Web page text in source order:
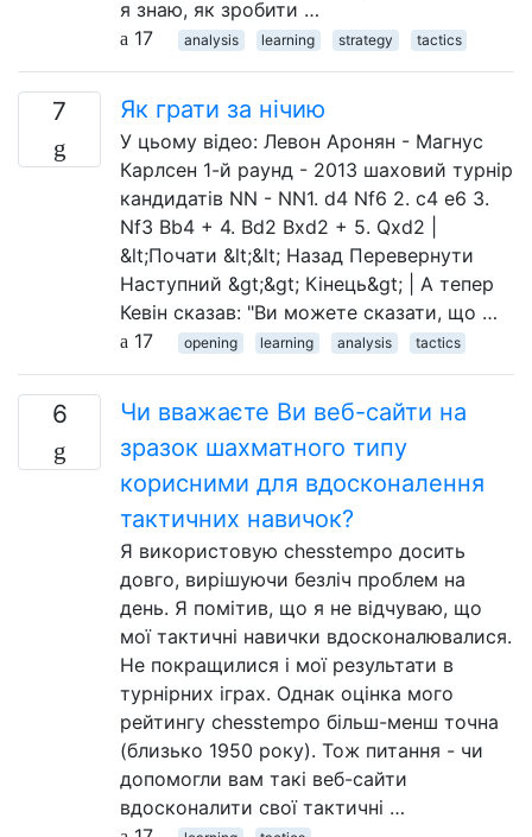
я знаю, як зробити …
17
analysis learning strategy tactics
7 Як грати за нічию
У цьому відео: Левон Аронян - Магнус
Карлсен 1-й раунд - 2013 шаховий турнір
кандидатів NN - NN1. d4 Nf6 2. c4 e6 3.
Nf3 Bb4 + 4. Bd2 Bxd2 + 5. Qxd2 |
&lt;Почати &lt;&lt; Назад Перевернути
Наступний &gt;&gt; Кінець&gt; | А тепер
Кевін сказав: "Ви можете сказати, що …
17
opening learning analysis tactics
6
Чи вважаєте Ви веб-сайти на
зразок шахматного типу
корисними для вдосконалення
тактичних навичок?
Я використовую chesstempo досить
довго, вирішуючи безліч проблем на
день. Я помітив, що я не відчуваю, що
мої тактичні навички вдосконалювалися.
Не покращилися і мої результати в
турнірних іграх. Однак оцінка мого
рейтингу chesstempo більш-менш точна
(близько 1950 року). Тож питання - чи
допомогли вам такі веб-сайти
вдосконалити свої тактичні …